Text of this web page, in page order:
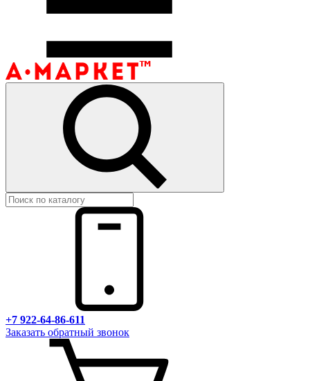
+7 922-64-86-611
Заказать обратный звонок